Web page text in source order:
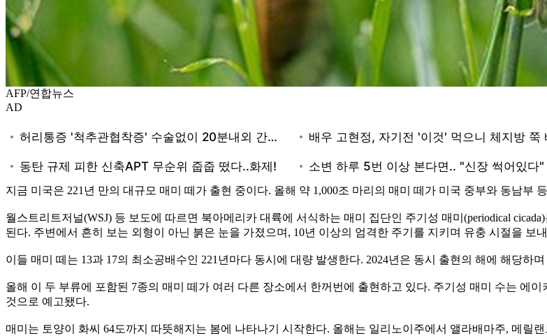
AFP/연합뉴스
AD
지금 미국은 221년 만의 대규모 매미 떼가 출현 중이다. 올해 약 1,000조 마리의 매미 떼가 미국 중부와 동남부
월스트리트저널(WSJ) 등 보도에 따르면 북아메리카 대륙에 서식하는 매미 집단인 주기성 매미(periodical
된다. 주변에서 흔히 보는 외형이 아닌 붉은 눈을 가졌으며, 10년 이상의 엄격한 주기를 지키며 유충 시절을 보
이들 매미 떼는 13과 17의 최소공배수인 221년마다 동시에 대량 발생한다. 2024년은 동시 출현의 해에 해당하
올해 이 두 부류에 포함된 7종의 매미 떼가 여러 다른 장소에서 한꺼번에 출현하고 있다. 주기성 매미 수는 에
것으로 예고됐다.
매미는 토양이 화씨 64도까지 따뜻해지는 봄에 나타나기 시작한다. 올해는 일리노이주에서 앨라배마주, 메릴